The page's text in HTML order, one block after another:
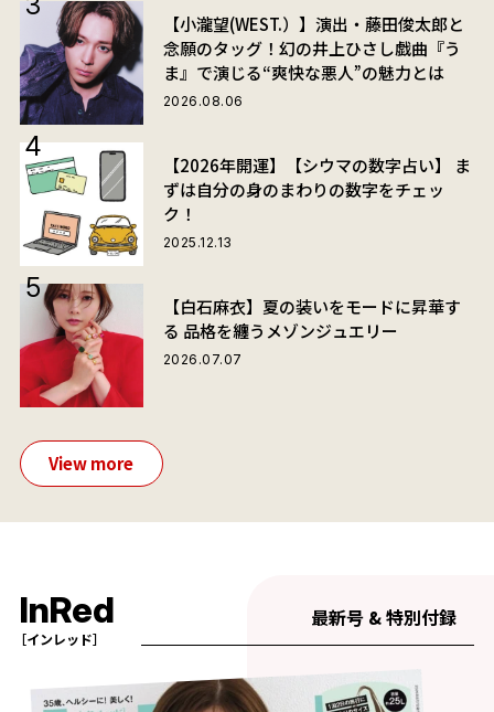
【小瀧望(WEST.）】演出・藤田俊太郎と
念願のタッグ！幻の井上ひさし戯曲『う
ま』で演じる“爽快な悪人”の魅力とは
2026.08.06
【2026年開運】【シウマの数字占い】 ま
ずは自分の身のまわりの数字をチェッ
ク！
2025.12.13
【白石麻衣】夏の装いをモードに昇華す
る 品格を纏うメゾンジュエリー
2026.07.07
View more
InRed
［インレッド］
最新号 & 特別付録